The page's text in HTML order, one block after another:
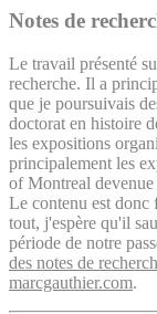
Notes de
Le travail présenté
recherche. Il a
que je poursuivais
doctorat en histoire
les expositions
principalement les
of Montreal devenue
Le contenu est donc
tout, j'espère qu'il
période de notre
des notes de
marcgauthier.com.